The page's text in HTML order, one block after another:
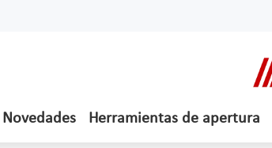
Novedades Herramientas de apertura